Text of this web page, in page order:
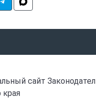
сайт
края